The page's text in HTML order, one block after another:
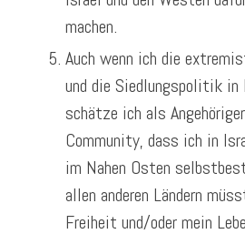
machen.
Auch wenn ich die
und die Siedlungspolitik
schätze ich als
Community, dass ich in
im Nahen Osten
allen anderen Ländern
Freiheit und/oder mein